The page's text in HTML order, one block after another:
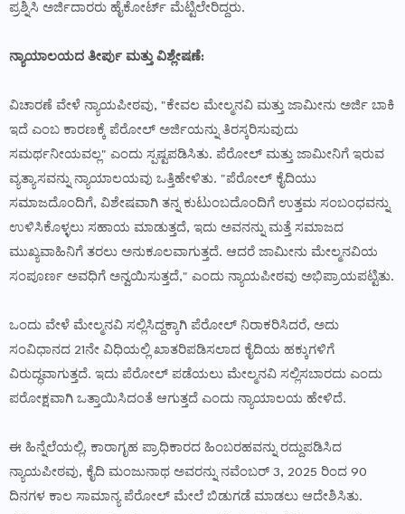
ಪ್ರಶ್ನಿಸಿ ಅರ್ಜಿದಾರರು ಹೈಕೋರ್ಟ್ ಮೆಟ್ಟಿಲೇರಿದ್ದರು.
ನ್ಯಾಯಾಲಯದ ತೀರ್ಪು ಮತ್ತು ವಿಶ್ಲೇಷಣೆ:
ವಿಚಾರಣೆ ವೇಳೆ ನ್ಯಾಯಪೀಠವು, "ಕೇವಲ ಮೇಲ್ಮನವಿ ಮತ್ತು ಜಾಮೀನು ಅರ್ಜಿ ಬಾಕಿ
ಇದೆ ಎಂಬ ಕಾರಣಕ್ಕೆ ಪೆರೋಲ್ ಅರ್ಜಿಯನ್ನು ತಿರಸ್ಕರಿಸುವುದು
ಸಮರ್ಥನೀಯವಲ್ಲ" ಎಂದು ಸ್ಪಷ್ಟಪಡಿಸಿತು. ಪೆರೋಲ್ ಮತ್ತು ಜಾಮೀನಿಗೆ ಇರುವ
ವ್ಯತ್ಯಾಸವನ್ನು ನ್ಯಾಯಾಲಯವು ಒತ್ತಿಹೇಳಿತು. "ಪೆರೋಲ್ ಕೈದಿಯು
ಸಮಾಜದೊಂದಿಗೆ, ವಿಶೇಷವಾಗಿ ತನ್ನ ಕುಟುಂಬದೊಂದಿಗೆ ಉತ್ತಮ ಸಂಬಂಧವನ್ನು
ಉಳಿಸಿಕೊಳ್ಳಲು ಸಹಾಯ ಮಾಡುತ್ತದೆ, ಇದು ಅವನನ್ನು ಮತ್ತೆ ಸಮಾಜದ
ಮುಖ್ಯವಾಹಿನಿಗೆ ತರಲು ಅನುಕೂಲವಾಗುತ್ತದೆ. ಆದರೆ ಜಾಮೀನು ಮೇಲ್ಮನವಿಯ
ಸಂಪೂರ್ಣ ಅವಧಿಗೆ ಅನ್ವಯಿಸುತ್ತದೆ," ಎಂದು ನ್ಯಾಯಪೀಠವು ಅಭಿಪ್ರಾಯಪಟ್ಟಿತು.
ಒಂದು ವೇಳೆ ಮೇಲ್ಮನವಿ ಸಲ್ಲಿಸಿದ್ದಕ್ಕಾಗಿ ಪೆರೋಲ್ ನಿರಾಕರಿಸಿದರೆ, ಅದು
ಸಂವಿಧಾನದ 21ನೇ ವಿಧಿಯಲ್ಲಿ ಖಾತರಿಪಡಿಸಲಾದ ಕೈದಿಯ ಹಕ್ಕುಗಳಿಗೆ
ವಿರುದ್ಧವಾಗುತ್ತದೆ. ಇದು ಪೆರೋಲ್ ಪಡೆಯಲು ಮೇಲ್ಮನವಿ ಸಲ್ಲಿಸಬಾರದು ಎಂದು
ಪರೋಕ್ಷವಾಗಿ ಒತ್ತಾಯಿಸಿದಂತೆ ಆಗುತ್ತದೆ ಎಂದು ನ್ಯಾಯಾಲಯ ಹೇಳಿದೆ.
ಈ ಹಿನ್ನೆಲೆಯಲ್ಲಿ, ಕಾರಾಗೃಹ ಪ್ರಾಧಿಕಾರದ ಹಿಂಬರಹವನ್ನು ರದ್ದುಪಡಿಸಿದ
ನ್ಯಾಯಪೀಠವು, ಕೈದಿ ಮಂಜುನಾಥ ಅವರನ್ನು ನವೆಂಬರ್ 3, 2025 ರಿಂದ 90
ದಿನಗಳ ಕಾಲ ಸಾಮಾನ್ಯ ಪೆರೋಲ್ ಮೇಲೆ ಬಿಡುಗಡೆ ಮಾಡಲು ಆದೇಶಿಸಿತು.